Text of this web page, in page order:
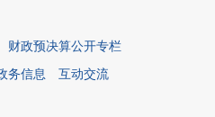
财政预决算公开专栏
务信息 互动交流